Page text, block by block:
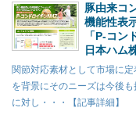
豚由来コ
機能性表
「P-コン
日本ハム
関節対応素材として市場に
を背景にそのニーズは今後
に対し・・・【記事詳細】